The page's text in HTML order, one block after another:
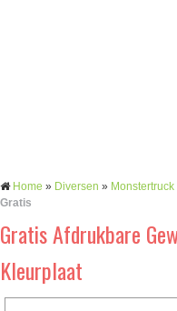
Home » Diversen » Monstertruck
Gratis
Gratis Afdrukbare
Kleurplaat